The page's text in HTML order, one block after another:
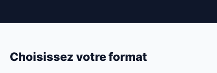
Choisissez votre format